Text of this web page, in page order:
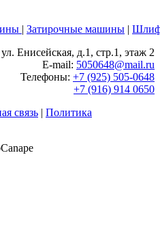
| Затирочные машины |
Енисейская, д.1, стр.1, этаж 2
E-mail: 5050648@mail.ru
Телефоны: +7 (925) 505-0648
+7 (916) 914 0650
связь | Политика